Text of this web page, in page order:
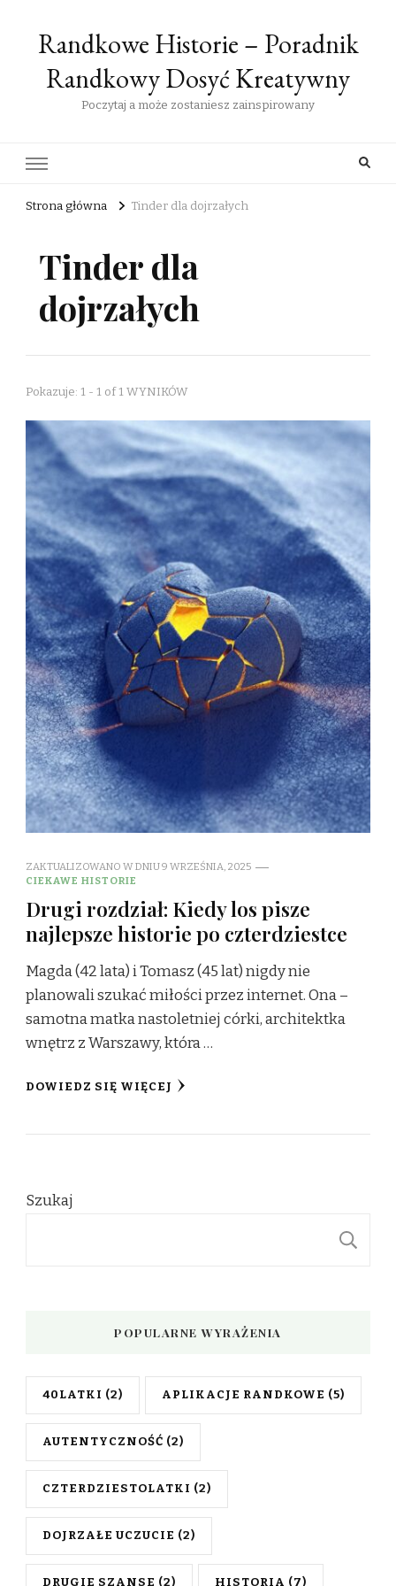
Randkowe Historie – Poradnik
Randkowy Dosyć Kreatywny
Poczytaj a może zostaniesz zainspirowany
Strona główna Tinder dla dojrzałych
Tinder dla
dojrzałych
Pokazuje: 1 - 1 of 1 WYNIKÓW
ZAKTUALIZOWANO W DNIU9 WRZEŚNIA, 2025
CIEKAWE HISTORIE
Drugi rozdział: Kiedy los pisze
najlepsze historie po czterdziestce
Magda (42 lata) i Tomasz (45 lat) nigdy nie
planowali szukać miłości przez internet. Ona –
samotna matka nastoletniej córki, architektka
wnętrz z Warszawy, która …
DOWIEDZ SIĘ WIĘCEJ
Szukaj
POPULARNE WYRAŻENIA
40LATKI (2) APLIKACJE RANDKOWE (5)
AUTENTYCZNOŚĆ (2)
CZTERDZIESTOLATKI (2)
DOJRZAŁE UCZUCIE (2)
DRUGIE SZANSE (2) HISTORIA (7)